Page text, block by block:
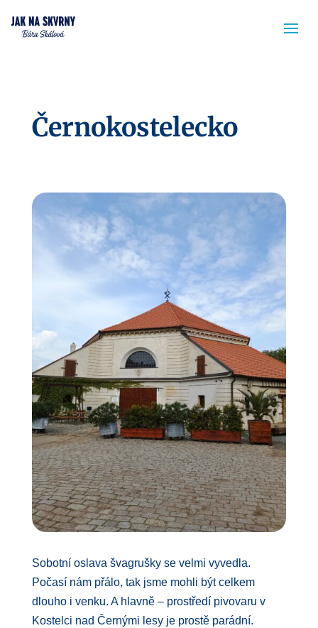
Černokostelecko
Sobotní oslava švagrušky se velmi vyvedla.
Počasí nám přálo, tak jsme mohli být celkem
dlouho i venku. A hlavně – prostředí pivovaru v
Kostelci nad Černými lesy je prostě parádní.